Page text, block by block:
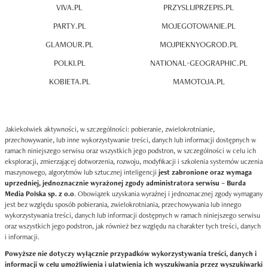
VIVA.PL
PARTY.PL
GLAMOUR.PL
POLKI.PL
KOBIETA.PL
PRZYSLIJPRZEPIS.PL
MOJEGOTOWANIE.PL
MOJPIEKNYOGROD.PL
NATIONAL-GEOGRAPHIC.PL
MAMOTOJA.PL
Jakiekolwiek aktywności, w szczególności: pobieranie, zwielokrotnianie,
przechowywanie, lub inne wykorzystywanie treści, danych lub informacji dostępnych w
ramach niniejszego serwisu oraz wszystkich jego podstron, w szczególności w celu ich
eksploracji, zmierzającej dotworzenia, rozwoju, modyfikacji i szkolenia systemów uczenia
maszynowego, algorytmów lub sztucznej inteligencji jest zabronione oraz wymaga
uprzedniej, jednoznacznie wyrażonej zgody administratora serwisu – Burda
Media Polska sp. z o.o. Obowiązek uzyskania wyraźnej i jednoznacznej zgody wymagany
jest bez względu sposób pobierania, zwielokrotniania, przechowywania lub innego
wykorzystywania treści, danych lub informacji dostępnych w ramach niniejszego serwisu
oraz wszystkich jego podstron, jak również bez względu na charakter tych treści, danych
i informacji.
Powyższe nie dotyczy wyłącznie przypadków wykorzystywania treści, danych i
informacji w celu umożliwienia i ułatwienia ich wyszukiwania przez wyszukiwarki